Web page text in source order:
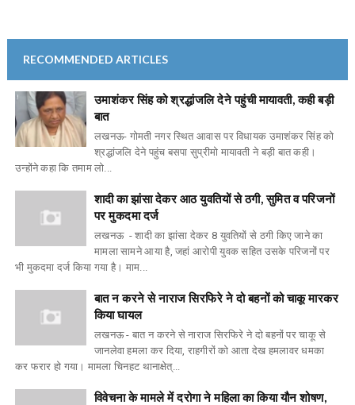
RECOMMENDED ARTICLES
उमाशंकर सिंह को श्रद्धांजलि देने पहुंची मायावती, कही बड़ी
बात
लखनऊ- गोमती नगर स्थित आवास पर विधायक उमाशंकर सिंह को
श्रद्धांजलि देने पहुंच बसपा सुप्रीमो मायावती ने बड़ी बात कही।
उन्होंने कहा कि तमाम लो...
शादी का झांसा देकर आठ युवतियों से ठगी, सुमित व परिजनों
पर मुकदमा दर्ज
लखनऊ - शादी का झांसा देकर 8 युवतियों से ठगी किए जाने का
मामला सामने आया है, जहां आरोपी युवक सहित उसके परिजनों पर
भी मुकदमा दर्ज किया गया है। माम...
बात न करने से नाराज सिरफिरे ने दो बहनों को चाकू मारकर
किया घायल
लखनऊ - बात न करने से नाराज सिरफिरे ने दो बहनों पर चाकू से
जानलेवा हमला कर दिया, राहगीरों को आता देख हमलावर धमका
कर फरार हो गया। मामला चिनहट थानाक्षेत्...
विवेचना के मामले में दरोगा ने महिला का किया यौन शोषण,